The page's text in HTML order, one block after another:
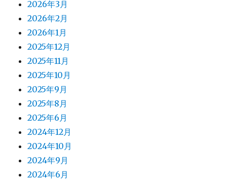
2026年3月
2026年2月
2026年1月
2025年12月
2025年11月
2025年10月
2025年9月
2025年8月
2025年6月
2024年12月
2024年10月
2024年9月
2024年6月